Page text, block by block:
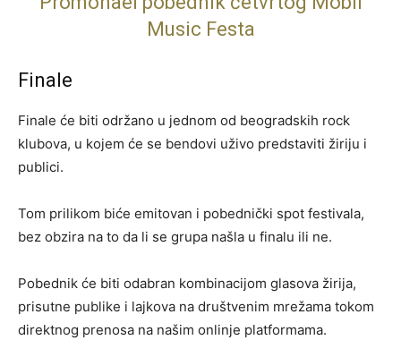
Music Festa
Finale
Finale će biti održano u jednom od beogradskih rock
klubova, u kojem će se bendovi uživo predstaviti žiriju i
publici.
Tom prilikom biće emitovan i pobednički spot festivala,
bez obzira na to da li se grupa našla u finalu ili ne.
Pobednik će biti odabran kombinacijom glasova žirija,
prisutne publike i lajkova na društvenim mrežama tokom
direktnog prenosa na našim onlinje platformama.